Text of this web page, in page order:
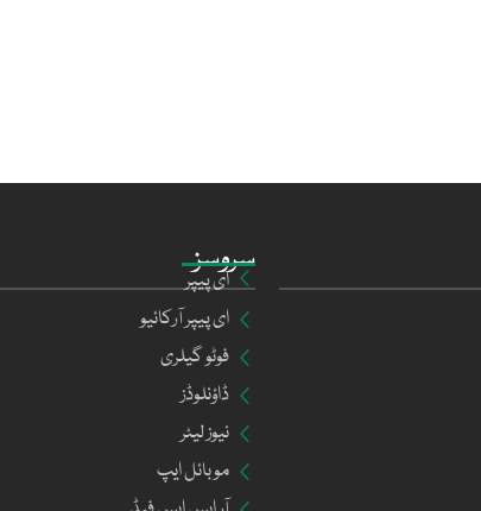
سروسز
ای پیپر
ای پیپر آرکائیو
فوٹو گیلری
ڈاؤنلوڈز
نیوز لیٹر
موبائل ایپ